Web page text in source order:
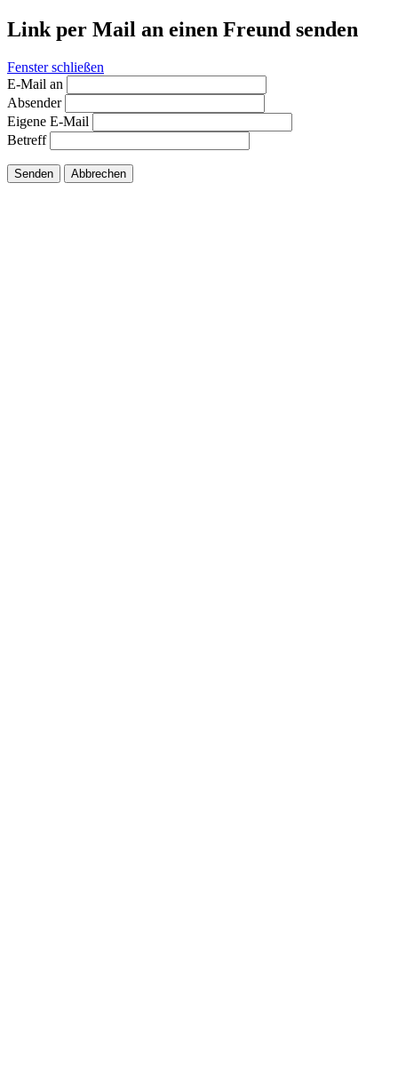
Link per Mail an einen Freund senden
Fenster schließen
E-Mail an
Absender
Eigene E-Mail
Betreff
Senden Abbrechen